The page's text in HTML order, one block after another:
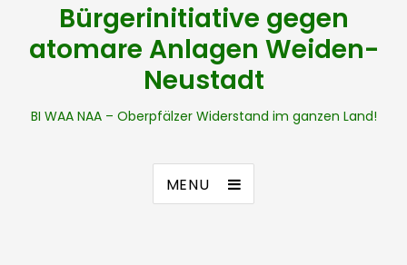
Bürgerinitiative gegen
atomare Anlagen Weiden-
Neustadt
BI WAA NAA – Oberpfälzer Widerstand im ganzen Land!
MENU